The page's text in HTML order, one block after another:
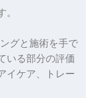
グと施術を手で
いる部分の評価
イケア、トレー